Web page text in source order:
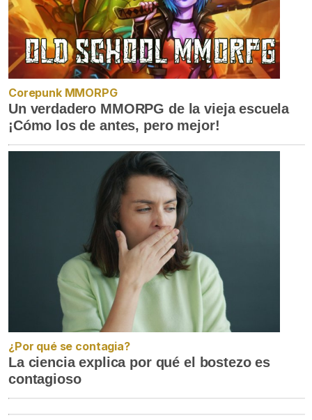
Corepunk MMORPG
Un verdadero MMORPG de la vieja escuela
¡Cómo los de antes, pero mejor!
¿Por qué se contagia?
La ciencia explica por qué el bostezo es
contagioso